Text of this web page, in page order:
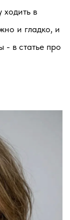
в
и гладко, и
- в статье про